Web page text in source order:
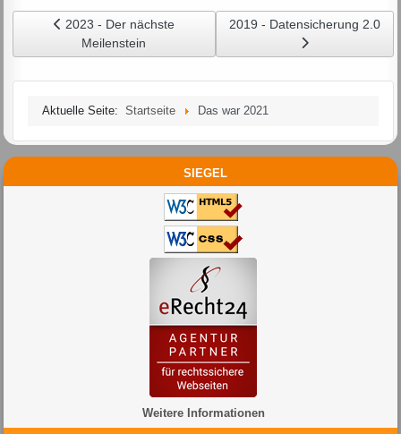
SIEGEL
Weitere Informationen
Vorheriger Beitrag: 2023 - Der nächste Meilenstein
2023 - Der nächste
Meilenstein
Nächster Beitrag: 2019 -
2019 - Datensicherung 2.0
Aktuelle Seite: Startseite Das war 2021